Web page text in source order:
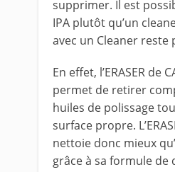
supprimer. Il est
IPA plutôt qu’un
avec un Cleaner reste
En effet, l’ERASER de
permet de retirer
huiles de polissage
surface propre.
nettoie donc mieux
grâce à sa formule de